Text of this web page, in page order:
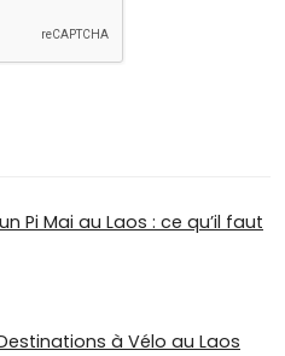
Pi Mai au Laos : ce qu’il faut
à Vélo au Laos